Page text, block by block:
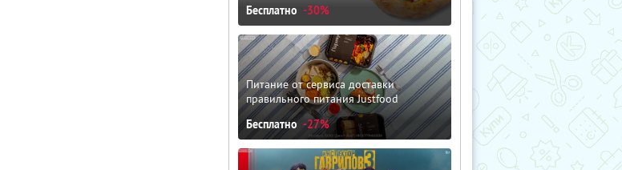
Бесплатно -30%
Питание от сервиса доставки
правильного питания Justfood
Бесплатно -27%